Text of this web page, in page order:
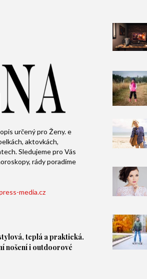
určený pro Ženy. e
aktovkách,
Sledujeme pro Vás
rády poradíme
media.cz
teplá a praktická.
nošení i outdoorové